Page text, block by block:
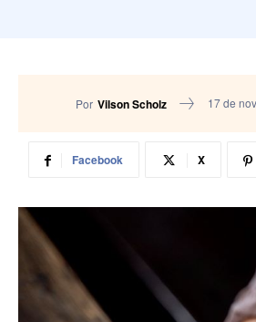
Por Vilson Scholz 17 de
Facebook X